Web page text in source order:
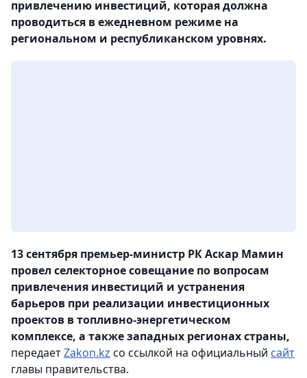
привлечению инвестиций, которая должна
проводиться в ежедневном режиме на
региональном и республиканском уровнях.
13 сентября премьер-министр РК Аскар Мамин
провел селекторное совещание по вопросам
привлечения инвестиций и устранения
барьеров при реализации инвестиционных
проектов в топливно-энергетическом
комплексе, а также западных регионах страны,
передаетZakon.kz со ссылкой на официальный сайт
главы правительства.